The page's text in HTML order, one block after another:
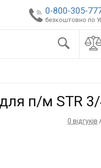
0-800-305-
безкоштовно по
п/м STR
0 відгуків